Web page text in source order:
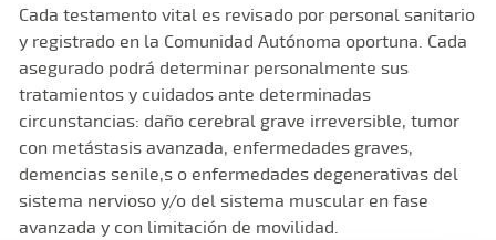
Cada testamento vital es revisado por personal sanitario
y registrado en la Comunidad Autónoma oportuna. Cada
asegurado podrá determinar personalmente sus
tratamientos y cuidados ante determinadas
circunstancias: daño cerebral grave irreversible, tumor
con metástasis avanzada, enfermedades graves,
demencias senile,s o enfermedades degenerativas del
sistema nervioso y/o del sistema muscular en fase
avanzada y con limitación de movilidad.